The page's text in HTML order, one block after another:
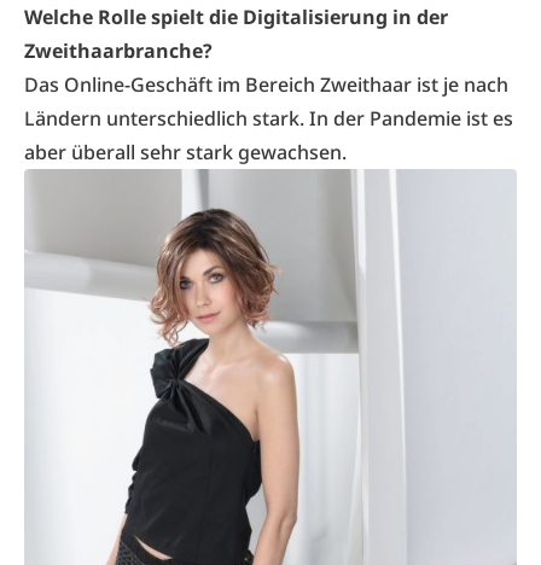
Welche Rolle spielt die Digitalisierung in der
Zweithaarbranche?
Das Online-Geschäft im Bereich Zweithaar ist je nach
Ländern unterschiedlich stark. In der Pandemie ist es
aber überall sehr stark gewachsen.